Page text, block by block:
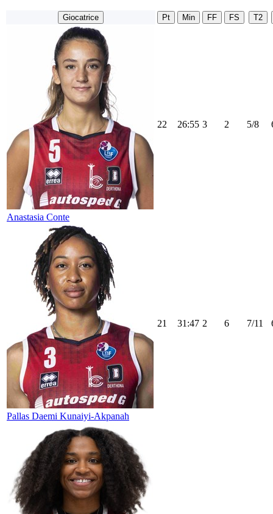
Giocatrice Pt Min FF FS T2
Anastasia Conte
22 26:55 3 2 5/8
Pallas Daemi Kunaiyi-Akpanah
21 31:47 2 6 7/11